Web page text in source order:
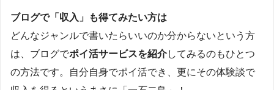
ブログで「収入」も得てみたい方は
どんなジャンルで書いたらいいのか分からないという方
は、ブログでポイ活サービスを紹介してみるのもひとつ
の方法です。自分自身でポイ活でき、更にその体験談で